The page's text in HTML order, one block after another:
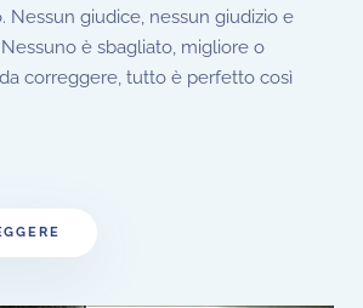
Nessun giudice, nessun giudizio e
è sbagliato, migliore o
correggere, tutto è perfetto così